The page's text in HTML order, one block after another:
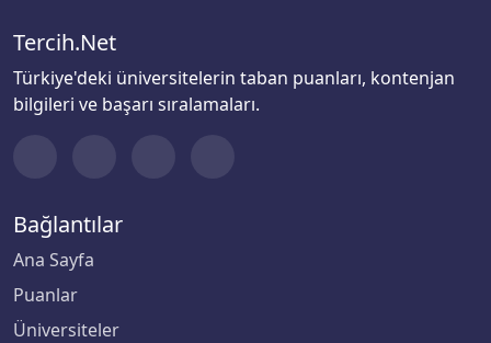
Tercih.Net
Türkiye'deki üniversitelerin taban puanları, kontenjan
bilgileri ve başarı sıralamaları.
Bağlantılar
Ana Sayfa
Puanlar
Üniversiteler